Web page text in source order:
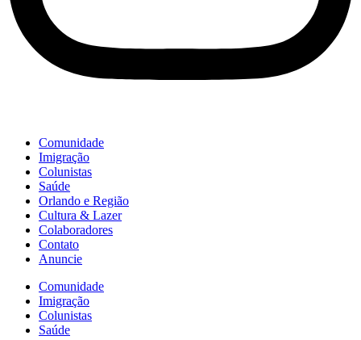
Comunidade
Imigração
Colunistas
Saúde
Orlando e Região
Cultura & Lazer
Colaboradores
Contato
Anuncie
Comunidade
Imigração
Colunistas
Saúde